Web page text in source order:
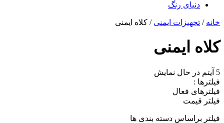
دنیای رنگ
خانه / تجهیزات ایمنی / کلاه ایمنی
کلاه ایمنی
5 آیتم
در حال نمایش
فیلترها :
فیلترهای فعال
فیلتر قیمت
فیلتر براساس دسته بندی ها